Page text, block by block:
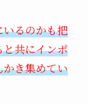
るのかも把
共にインポ
き集めてい